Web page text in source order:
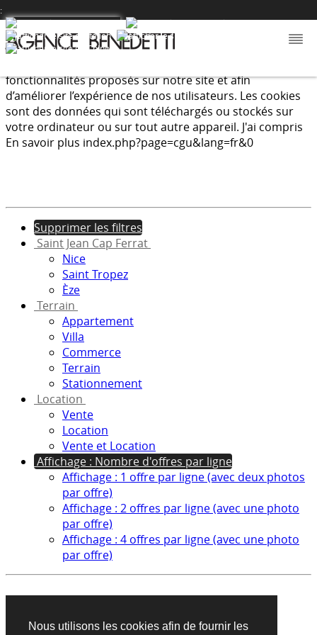
Nous utilisons les cookies afin de fournir les
fonctionnalités proposés sur notre site et afin
d’améliorer l’expérience de nos utilisateurs. Les cookies
sont des données qui sont téléchargés ou stockés sur
votre ordinateur ou sur tout autre appareil. J'ai compris
En savoir plus index.php?page=cgu&lang=fr&0
:
Supprimer les filtres
Saint Jean Cap Ferrat
Nice
Saint Tropez
Èze
Terrain
Appartement
Villa
Commerce
Terrain
Stationnement
Location
Vente
Location
Vente et Location
Affichage : Nombre d'offres par ligne
Affichage : 1 offre par ligne (avec deux photos
par offre)
Affichage : 2 offres par ligne (avec une photo
par offre)
Affichage : 4 offres par ligne (avec une photo
par offre)